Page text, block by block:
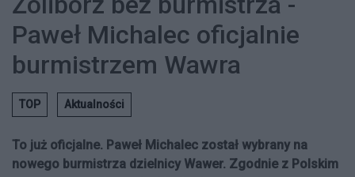
Paweł Michalec oficjalnie
burmistrzem Wawra
TOP Aktualności
To już oficjalne. Paweł Michalec został wybrany na
nowego burmistrza dzielnicy Wawer. Zgodnie z Polskim